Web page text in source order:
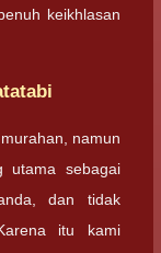
keikhlasan
namun
utama sebagai
dan tidak
itu kami